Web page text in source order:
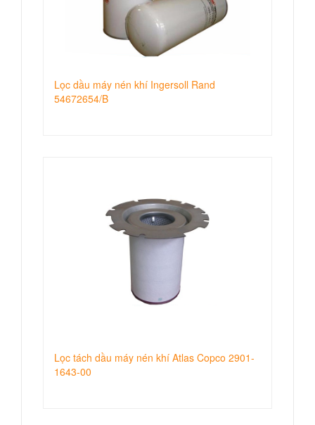
Lọc dầu máy nén khí Ingersoll Rand
54672654/B
Lọc tách dầu máy nén khí Atlas Copco 2901-
1643-00